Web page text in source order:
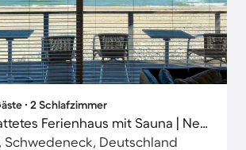
∙ 2 Schlafzimmer
Voll ausgestattetes Ferienhaus mit Sauna | Neben dem Strand
Schwedeneck, Deutschland